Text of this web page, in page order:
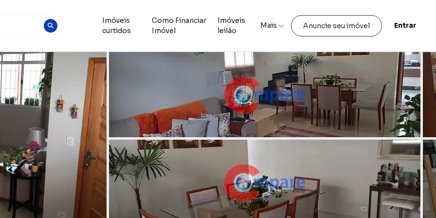
Imóveis
curtidos
Como Financiar
Imóvel
Imóveis
leilão
Mais Anuncie seu imóvel Entrar